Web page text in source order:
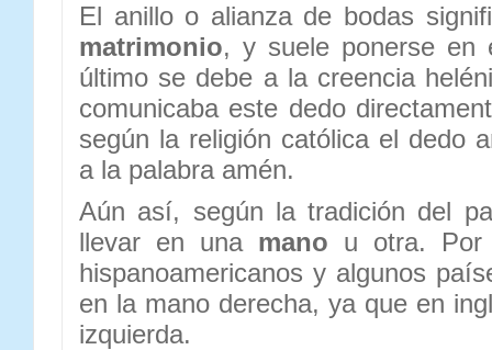
El anillo o alianza de bodas
matrimonio, y suele ponerse en
último se debe a la creencia
comunicaba este dedo
según la religión católica el dedo
a la palabra amén.
Aún así, según la tradición del
llevar en una mano u otra. Por
hispanoamericanos y algunos
en la mano derecha, ya que en
izquierda.